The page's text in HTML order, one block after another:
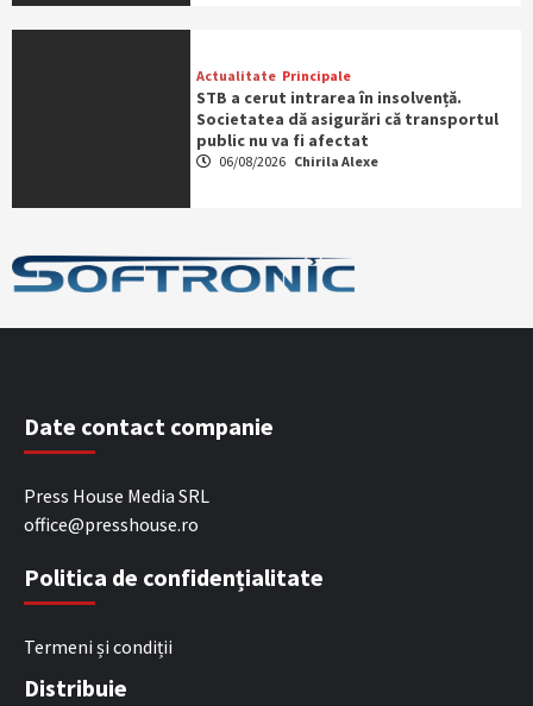
Actualitate Principale
STB a cerut intrarea în insolvență.
Societatea dă asigurări că transportul
public nu va fi afectat
06/08/2026 Chirila Alexe
Date contact companie
Press House Media SRL
office@presshouse.ro
Politica de confidențialitate
Termeni și condiții
Distribuie